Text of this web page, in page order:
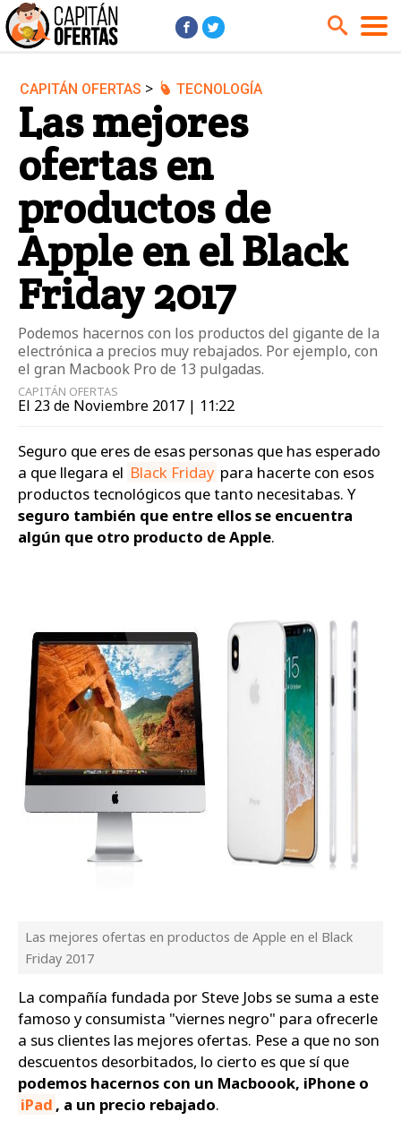
Audio y Música
Cámaras
Cine y Series
Coches
Deportes
Hogar
Hoteles
Jardín
Juguetes
Libros
Moda él
Moda ella
Móviles
Niños
Ordenadores
Tablets
Tecnología
TV
Videojuegos
Vuelos
CAPITÁN OFERTAS > TECNOLOGÍA
Las mejores
ofertas en
productos de
Apple en el Black
Friday 2017
Podemos hacernos con los productos del gigante de la
electrónica a precios muy rebajados. Por ejemplo, con
el gran Macbook Pro de 13 pulgadas.
CAPITÁN OFERTAS
El 23 de Noviembre 2017 | 11:22
Seguro que eres de esas personas que has esperado
a que llegara el Black Friday para hacerte con esos
productos tecnológicos que tanto necesitabas. Y
seguro también que entre ellos se encuentra
algún que otro producto de Apple.
Las mejores ofertas en productos de Apple en el Black
Friday 2017
La compañía fundada por Steve Jobs se suma a este
famoso y consumista "viernes negro" para ofrecerle
a sus clientes las mejores ofertas. Pese a que no son
descuentos desorbitados, lo cierto es que sí que
podemos hacernos con un Macboook, iPhone o
iPad , a un precio rebajado.